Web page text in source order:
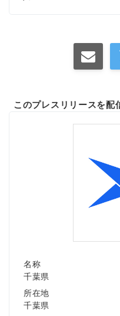
このプレスリリースを配
名称
千葉県
所在地
千葉県